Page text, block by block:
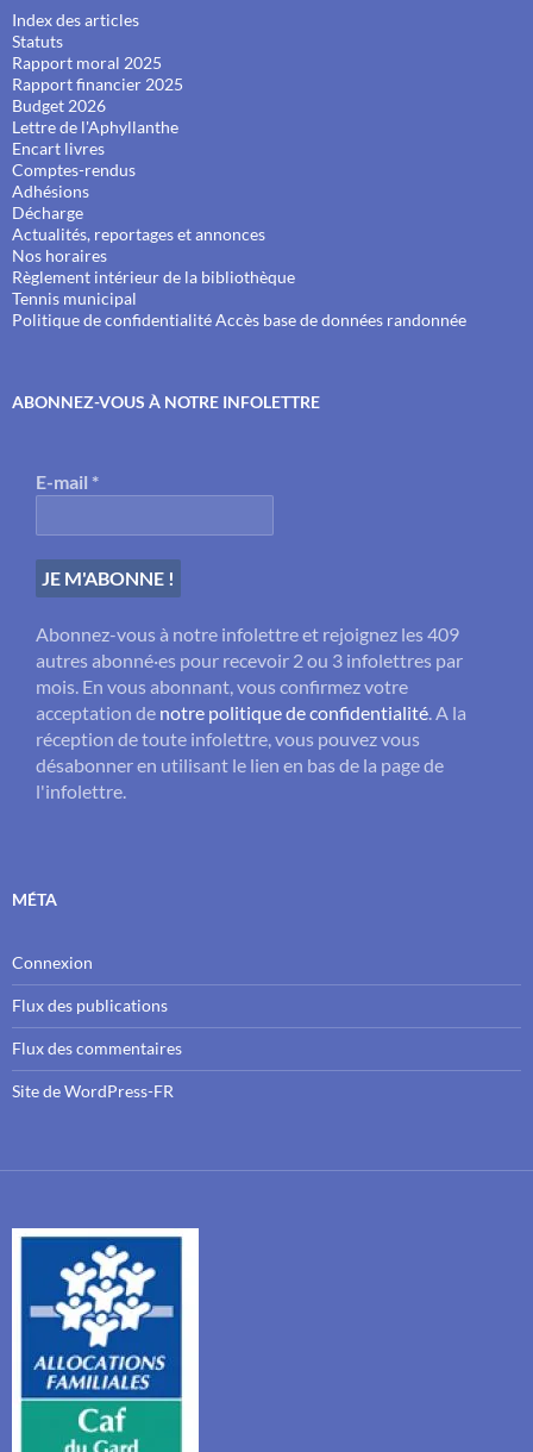
Index des articles
Statuts
Rapport moral 2025
Rapport financier 2025
Budget 2026
Lettre de l'Aphyllanthe
Encart livres
Comptes-rendus
Adhésions
Décharge
Actualités, reportages et annonces
Nos horaires
Règlement intérieur de la bibliothèque
Tennis municipal
Politique de confidentialitéAccès base de données randonnée
ABONNEZ-VOUS À NOTRE INFOLETTRE
E-mail *
Abonnez-vous à notre infolettre et rejoignez les 409
autres abonné·es pour recevoir 2 ou 3 infolettres par
mois. En vous abonnant, vous confirmez votre
acceptation de notre politique de confidentialité . A la
réception de toute infolettre, vous pouvez vous
désabonner en utilisant le lien en bas de la page de
l'infolettre.
MÉTA
Connexion
Flux des publications
Flux des commentaires
Site de WordPress-FR